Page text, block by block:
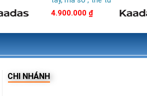
4.900.000 ₫
CHI NHÁNH